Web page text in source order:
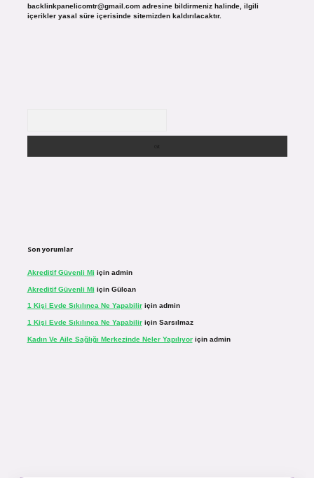
backlinkpanelicomtr@gmail.comadresine bildirmeniz halinde, ilgili
içerikler yasal süre içerisinde sitemizden kaldırılacaktır.
Son yorumlar
Akreditif Güvenli Mi için admin
Akreditif Güvenli Mi için Gülcan
1 Kişi Evde Sıkılınca Ne Yapabiliriçin admin
1 Kişi Evde Sıkılınca Ne Yapabiliriçin Sarsılmaz
Kadın Ve Aile Sağlığı Merkezinde Neler Yapılıyoriçin admin